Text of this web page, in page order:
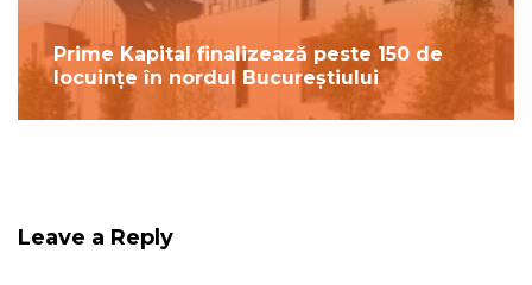
Prime Kapital finalizează peste 150 de
locuințe în nordul Bucureștiului
Leave a Reply